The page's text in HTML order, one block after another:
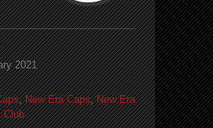
2021
,New Era Caps,New Era
Club